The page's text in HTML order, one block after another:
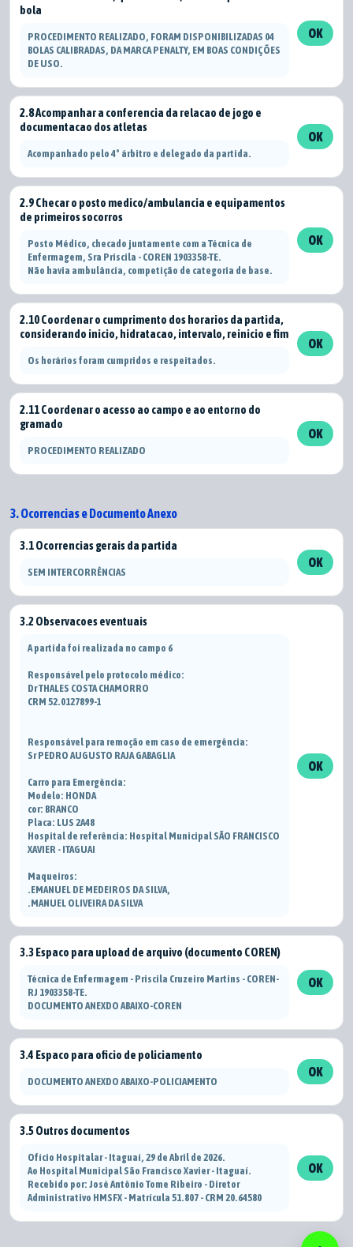
bola
PROCEDIMENTO REALIZADO, FORAM DISPONIBILIZADAS 04
BOLAS CALIBRADAS, DA MARCA PENALTY, EM BOAS CONDIÇÕES
DE USO.
OK
2.8 Acompanhar a conferencia da relacao de jogo e
documentacao dos atletas
Acompanhado pelo 4° árbitro e delegado da partida.
OK
2.9 Checar o posto medico/ambulancia e equipamentos
de primeiros socorros
Posto Médico, checado juntamente com a Técnica de
Enfermagem, Sra Priscila - COREN 1903358-TE.
Não havia ambulância, competição de categoria de base.
OK
2.10 Coordenar o cumprimento dos horarios da partida,
considerando inicio, hidratacao, intervalo, reinicio e fim
Os horários foram cumpridos e respeitados.
OK
2.11 Coordenar o acesso ao campo e ao entorno do
gramado
PROCEDIMENTO REALIZADO
OK
3. Ocorrencias e Documento Anexo
3.1 Ocorrencias gerais da partida
SEM INTERCORRÊNCIAS
OK
3.2 Observacoes eventuais
A partida foi realizada no campo 6
Responsável pelo protocolo médico:
Dr THALES COSTA CHAMORRO
CRM 52.0127899-1
Responsável para remoção em caso de emergência:
Sr PEDRO AUGUSTO RAJA GABAGLIA
Carro para Emergência:
Modelo: HONDA
cor: BRANCO
Placa: LUS 2A48
Hospital de referência: Hospital Municipal SÃO FRANCISCO
XAVIER - ITAGUAI
Maqueiros:
.EMANUEL DE MEDEIROS DA SILVA,
.MANUEL OLIVEIRA DA SILVA
OK
3.3 Espaco para upload de arquivo (documento COREN)
Técnica de Enfermagem - Priscila Cruzeiro Martins - COREN-
RJ 1903358-TE.
DOCUMENTO ANEXDO ABAIXO-COREN
OK
3.4 Espaco para oficio de policiamento
DOCUMENTO ANEXDO ABAIXO-POLICIAMENTO
OK
3.5 Outros documentos
Ofício Hospitalar - Itaguaí, 29 de Abril de 2026.
Ao Hospital Municipal São Francisco Xavier - Itaguaí.
Recebido por: José Antônio Tome Ribeiro - Diretor
Administrativo HMSFX - Matrícula 51.807 - CRM 20.64580
OK